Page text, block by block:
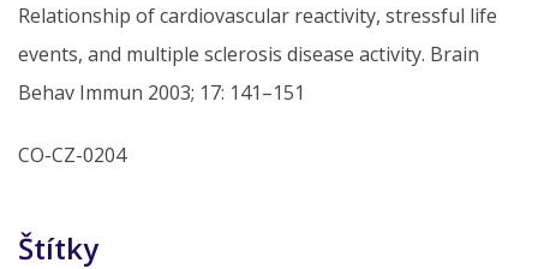
Relationship of cardiovascular reactivity, stressful life
events, and multiple sclerosis disease activity. Brain
Behav Immun 2003; 17: 141–151
CO-CZ-0204
Štítky